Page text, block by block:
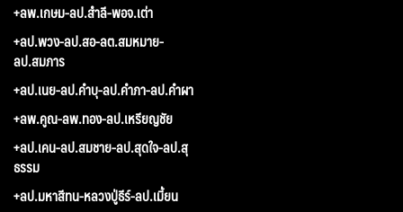
+ลพ.เกษม-ลป.สำลี-พอจ.เต่า
+ลป.พวง-ลป.สอ-ลต.สมหมาย-
ลป.สมภาร
+ลป.เนย-ลป.คำบุ-ลป.คำภา-ลป.คำผา
+ลพ.คูณ-ลพ.ทอง-ลป.เหรียญชัย
+ลป.เคน-ลป.สมชาย-ลป.สุดใจ-ลป.สุ
ธรรม
+ลป.มหาสีทน-หลวงปู่ธีร์-ลป.เมี้ยน